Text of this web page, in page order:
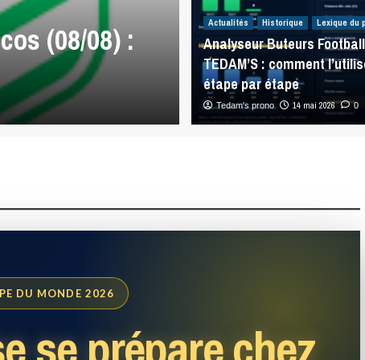
(08/08) :
Analyses Match
Melbourne
Sea Eagles
7 août 2026 0
Actualités Historique Lexique du
Analyseur Buteurs Football
TEDAM’S : comment
étape par étape
Tedam's prono 14 mai 2026 0
DU MONDE 2026